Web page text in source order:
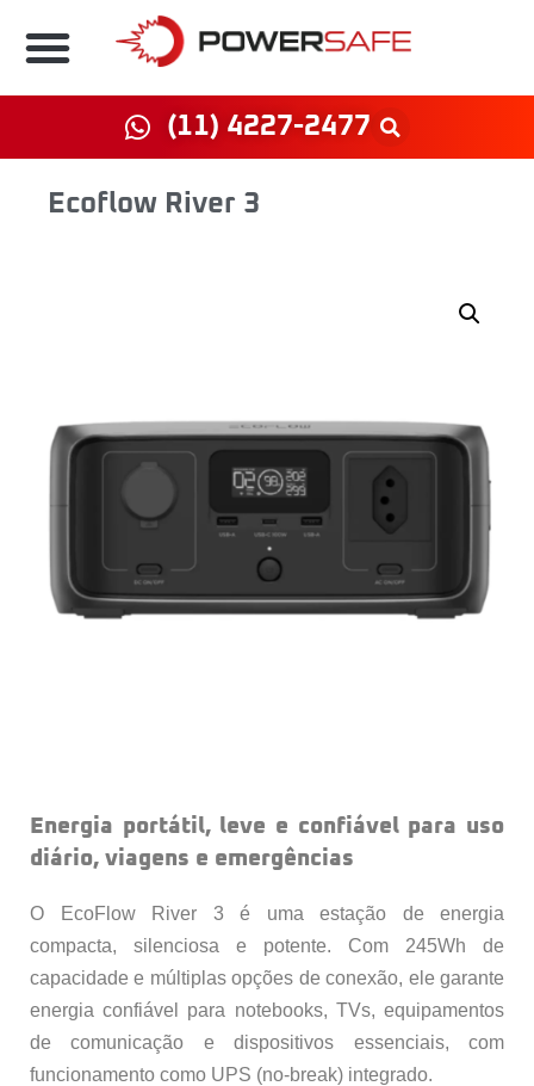
(11) 4227-2477
Ecoflow River 3
Energia portátil, leve e confiável para uso
diário, viagens e emergências
O EcoFlow River 3 é uma estação de energia
compacta, silenciosa e potente. Com 245Wh de
capacidade e múltiplas opções de conexão, ele garante
energia confiável para notebooks, TVs, equipamentos
de comunicação e dispositivos essenciais, com
funcionamento como UPS (no-break) integrado.